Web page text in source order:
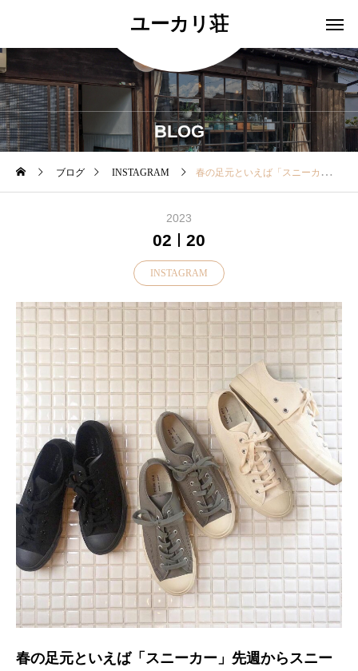
ユーカリ荘
BLOG
ブログ INSTAGRAM 春の足元といえば「スニーカー」先週からスニーカーをご覧になられるお客様が増えていますよサイズがあるうちに早めに春の準備をしておきませんか？・国内の熟練した手作業で作られた、履き心地の良い「evam evaオリジナルギャンバス地のスニーカー」・ソウルが柔らかく丈夫でシャープなシルエットが特徴1年を通してして活躍してくれる便利な一足ですぜひ店頭で優しい履き心地をお試しください・colorkinari/gray/black・34…22.5㎝36…23.5㎝38…24.5㎝の3サイズ展開です・ぜひ店頭でお試しくださいね本日も18時まで営業中・・…………………………………………………………………………こちらのスニーカーは当店オンラインショップよりご購入いただけますhttps://net-store.haus.ne.jp/・@haus_netstore 皆様のご利用をおまちしております・尚、お客様ご都合によりますサイズ交換、返品は致しかねます。ご了承くださいませ。………………………………………………………………………#島根#松江#ユーカリ荘#yukarisou#ライフスタイルショップ#セレクトショップ#雑貨#雑貨屋#アパレル#洋服#コーデ#夏#夏コーデ#fashion#evameva#エヴァムエヴァ#スニーカー#シューズ#madeinjapan#日本製#島根旅#島根旅行
2023
02 20
INSTAGRAM
春の足元といえば「スニーカー」先週からスニー